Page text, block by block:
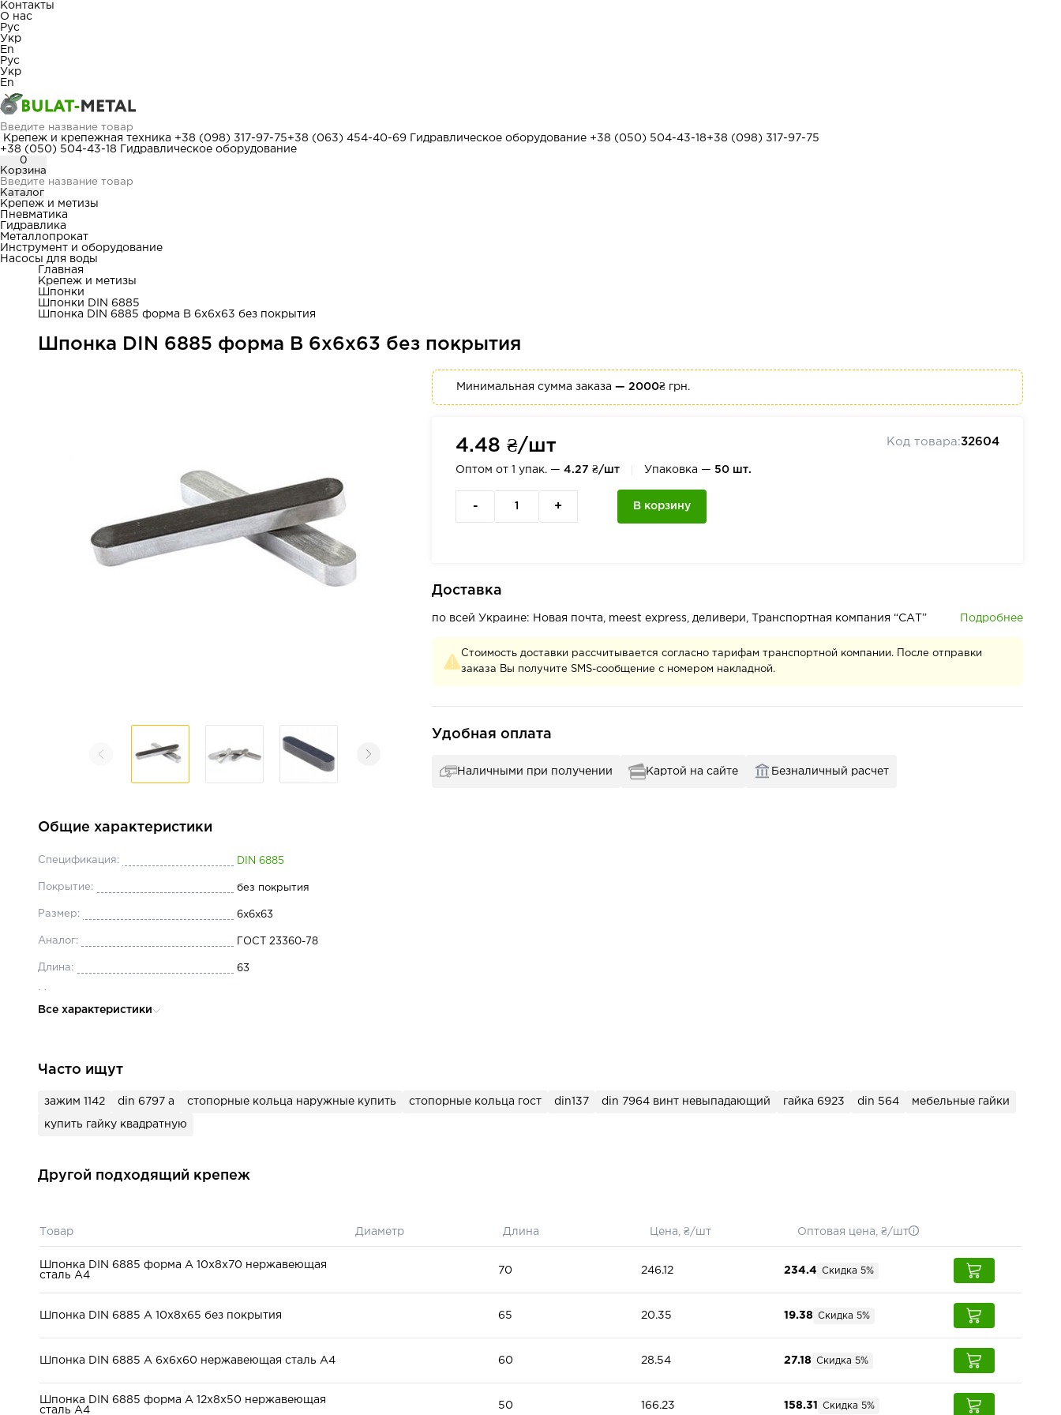
Контакты
О нас
Рус
Укр
En
Рус
Укр
En
Крепеж и крепежная техника +38 (098) 317-97-75+38 (063) 454-40-69 Гидравлическое оборудование +38 (050) 504-43-18+38 (098) 317-97-75
+38 (050) 504-43-18
Гидравлическое оборудование
0
Корзина
Каталог
Крепеж и метизы
Пневматика
Гидравлика
Металлопрокат
Инструмент и оборудование
Насосы для воды
Главная
Крепеж и метизы
Шпонки
Шпонки DIN 6885
Шпонка DIN 6885 форма В 6x6x63 без покрытия
Шпонка DIN 6885 форма В 6x6x63 без покрытия
Минимальная сумма заказа— 2000₴ грн.
4.48 ₴/шт Код товара:32604
Оптом от 1 упак. —4.27 ₴/шт Упаковка —50 шт.
- + В корзину
Доставка
по всей Украине: Новая почта, meest express, деливери, Транспортная компания “САТ” Подробнее
Стоимость доставки рассчитывается согласно тарифам транспортной компании. После отправки
заказа Вы получите SMS-сообщение с номером накладной.
Удобная оплата
Наличными при получении Картой на сайте Безналичный расчет
Общие характеристики
Спецификация: DIN 6885
Покрытие: без покрытия
Размер: 6x6x63
Аналог: ГОСТ 23360-78
Длина: 63
Форма исполнения:
Все характеристики
Часто ищут
зажим 1142 din 6797 а стопорные кольца наружные купить стопорные кольца гост din137 din 7964 винт невыпадающий гайка 6923 din 564 мебельные гайки
купить гайку квадратную
Другой подходящий крепеж
Товар Диаметр Длина Цена, ₴/шт Оптовая цена, ₴/шт
Шпонка DIN 6885 форма А 10x8x70 нержавеющая
сталь А4
70 246.12 234.4 Скидка 5%
Шпонка DIN 6885 A 10x8x65 без покрытия 65 20.35 19.38 Скидка 5%
Шпонка DIN 6885 A 6x6x60 нержавеющая сталь А4 60 28.54 27.18 Скидка 5%
Шпонка DIN 6885 форма А 12x8x50 нержавеющая
сталь А4
50 166.23 158.31 Скидка 5%